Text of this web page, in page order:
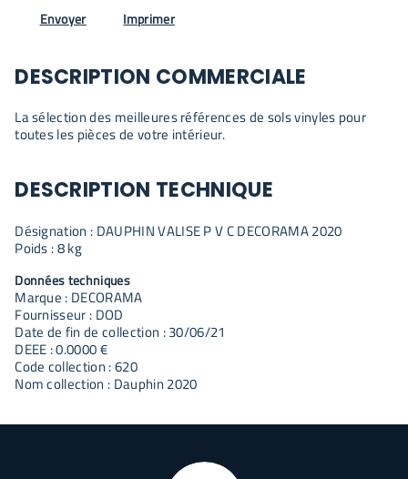
Envoyer Imprimer
DESCRIPTION COMMERCIALE
La sélection des meilleures références de sols vinyles pour
toutes les pièces de votre intérieur.
DESCRIPTION TECHNIQUE
Désignation : DAUPHIN VALISE P V C DECORAMA 2020
Poids : 8 kg
Données techniques
Marque : DECORAMA
Fournisseur : DOD
Date de fin de collection : 30/06/21
DEEE : 0.0000 €
Code collection : 620
Nom collection : Dauphin 2020